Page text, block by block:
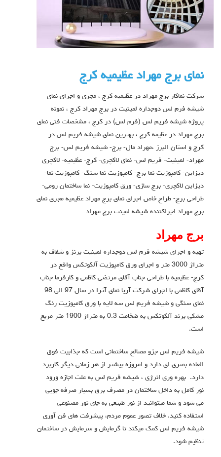
نمای برج مهراد عظیمیه کرج
شرکت نماکار برج مهراد در عظیمیه کرج ، مجری و اجرای نمای
شیشه فرم لس دوجداره لمینیت در برج مهراد کرج ، نمونه
پروژه شیشه فریم لس (فرم لس) در کرج ، مشخصات فنی نمای
برج مهراد در عظیمه کرج ، بهترین نمای شیشه فریم لس در
کرج و استان البرز ،مهراد مال- برج- شیشه فریم لس- برج
مهراد- لمینیت- فریم لس- نمای لاکچری- کرج- عظیمیه- لاکچری
دیزاین- کامپوزیت نما برج- کامپوزیت نما سنگ- کامپوزیت نما-
دیزاین لاکچری- برج سازی- ورق کامپوزیت- نما ساختمان رومی-
طراحی برج- طراح خاص اجراي نماي برج مهراد عظيميه مجري نماي
برج مهراد اجراكننده شيشه لمينت برج مهراد
برج مهراد
تهیه و اجرای شیشه فرم لس دوجداره لمینیت برنز و شفاف به
متراژ 3000 متر و اجرای ورق کامپوزیت آلکوتکس واقع در
کرج- عظیمیه با طراحی جناب آقای مرتضی کاظمی و کارفرما جناب
آقای کاظمی با اجرای شرکت آریا نمای آترا در سال 97 الی 98
نمای سنگی و شیشه فریم لس سه لایه با ورق کامپوزیت رنگ
مشکی برند آلکوتکس به ضخامت 0.3 به متراژ 1900 متر مربع
است.
شیشه فریم لس جزو مصالح ساختمانی است که جذابیت فوق
العاده بصری ای دارد و امروزه بیشتر از هر زمانی دیگر کاربرد
دارد. بهره وری انرژی ، شیشه فریم لس به علت اجازه ورود
نور کامل به داخل ساختمان در مصرف برق بسیار صرفه جویی
می شود و شما میتوانید از نور طبیعی به جای نور مصنوعی
استفاده کنید. خلاف تصور عموم مردم، پیشرفت های فن آوری
شیشه فریم لس کمک میکند تا گرمایش و سرمایش در ساختمان
تنظیم شود.